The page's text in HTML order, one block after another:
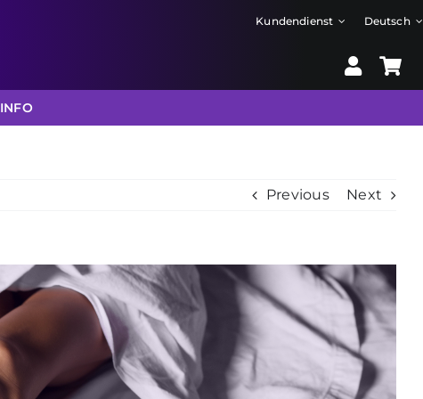
Kundendienst Deutsch
INFO
Previous Next